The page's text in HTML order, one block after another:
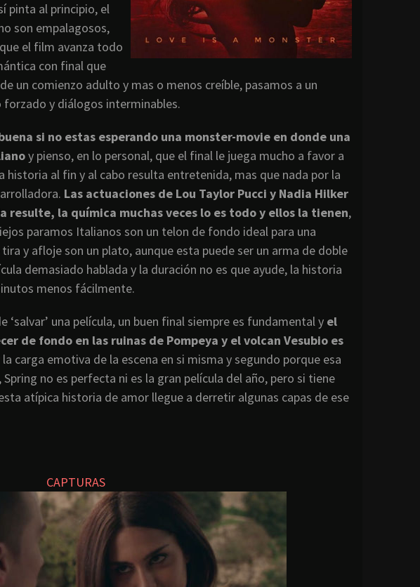
pinta al principio, el
son empalagosos,
el film avanza todo
con final que
un comienzo adulto y mas o menos creíble, pasamos a un
y diálogos interminables.
si no estas esperando una monster-movie en donde una
y pienso, en lo personal, que el final le juega mucho a favor a
historia al fin y al cabo resulta entretenida, mas que nada por la
Las actuaciones de Lou Taylor Pucci y Nadia Hilker
resulte, la química muchas veces lo es todo y ellos la tienen,
paramos Italianos son un telon de fondo ideal para una
y afloje son un plato, aunque esta puede ser un arma de doble
demasiado hablada y la duración no es que ayude, la historia
menos fácilmente.
‘salvar’ una película, un buen final siempre es fundamental y el
de fondo en las ruinas de Pompeya y el volcan Vesubio es
carga emotiva de la escena en si misma y segundo porque esa
no es perfecta ni es la gran película del año, pero si tiene
atípica historia de amor llegue a derretir algunas capas de ese
CAPTURAS